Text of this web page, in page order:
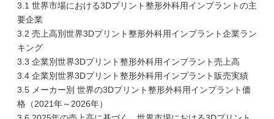
3.1 世界市場における3Dプリント整形外科用インプラントの主
要企業
3.2 売上高別世界3Dプリント整形外科用インプラント企業ラン
キング
3.3 企業別世界3Dプリント整形外科用インプラント売上高
3.4 企業別世界3Dプリント整形外科用インプラント販売実績
3.5 メーカー別 世界の3Dプリント整形外科用インプラント価
格（2021年～2026年）